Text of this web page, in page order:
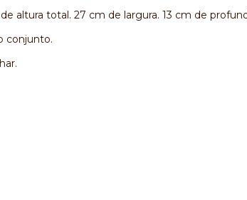
altura total. 27 cm de largura. 13 cm de
conjunto.